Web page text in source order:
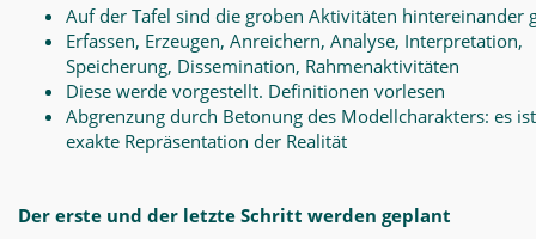
Auf der Tafel sind die groben Aktivitäten hintereinander
Erfassen, Erzeugen, Anreichern, Analyse, Interpretation,
Speicherung, Dissemination, Rahmenaktivitäten
Diese werde vorgestellt. Definitionen vorlesen
Abgrenzung durch Betonung des Modellcharakters: es
exakte Repräsentation der Realität
Der erste und der letzte Schritt werden geplant